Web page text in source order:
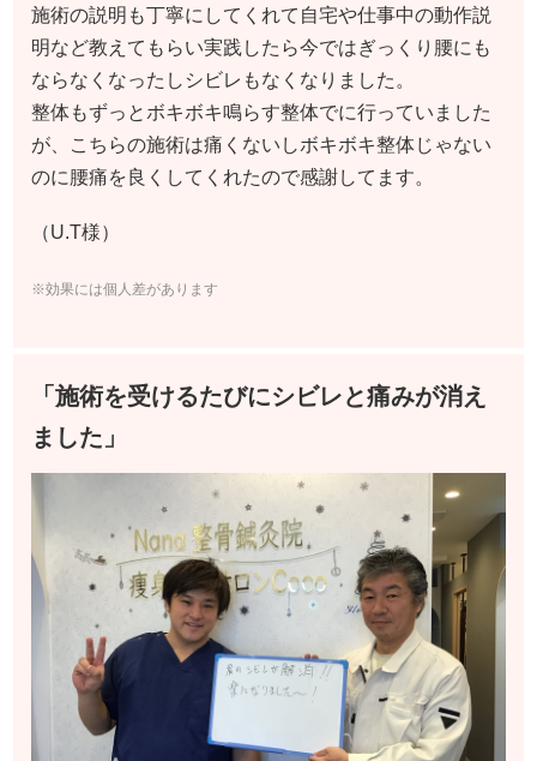
施術の説明も丁寧にしてくれて自宅や仕事中の動作説
明など教えてもらい実践したら今ではぎっくり腰にも
ならなくなったしシビレもなくなりました。
整体もずっとボキボキ鳴らす整体でに行っていました
が、こちらの施術は痛くないしボキボキ整体じゃない
のに腰痛を良くしてくれたので感謝してます。
（U.T様）
※効果には個人差があります
「施術を受けるたびにシビレと痛みが消え
ました」